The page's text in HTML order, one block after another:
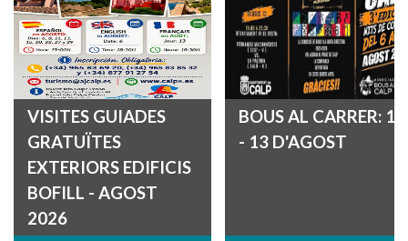
VISITES GUIADES
GRATUÏTES
EXTERIORS EDIFICIS
BOFILL - AGOST
2026
BOUS AL CARRER: 12
- 13 D'AGOST